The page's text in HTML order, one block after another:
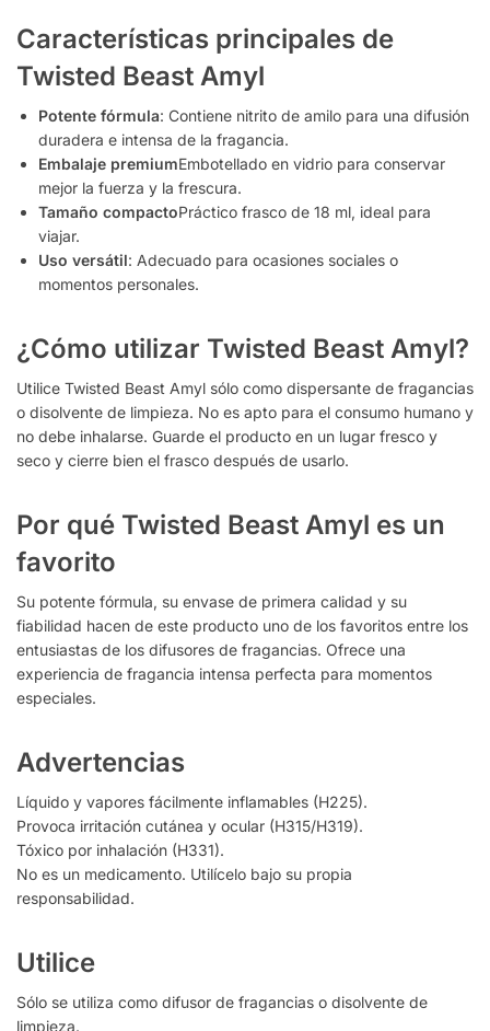
Características principales de
Twisted Beast Amyl
Potente fórmula: Contiene nitrito de amilo para una difusión
duradera e intensa de la fragancia.
Embalaje premiumEmbotellado en vidrio para conservar
mejor la fuerza y la frescura.
Tamaño compactoPráctico frasco de 18 ml, ideal para
viajar.
Uso versátil: Adecuado para ocasiones sociales o
momentos personales.
¿Cómo utilizar Twisted Beast Amyl?
Utilice Twisted Beast Amyl sólo como dispersante de fragancias
o disolvente de limpieza. No es apto para el consumo humano y
no debe inhalarse. Guarde el producto en un lugar fresco y
seco y cierre bien el frasco después de usarlo.
Por qué Twisted Beast Amyl es un
favorito
Su potente fórmula, su envase de primera calidad y su
fiabilidad hacen de este producto uno de los favoritos entre los
entusiastas de los difusores de fragancias. Ofrece una
experiencia de fragancia intensa perfecta para momentos
especiales.
Advertencias
Líquido y vapores fácilmente inflamables (H225).
Provoca irritación cutánea y ocular (H315/H319).
Tóxico por inhalación (H331).
No es un medicamento. Utilícelo bajo su propia
responsabilidad.
Utilice
Sólo se utiliza como difusor de fragancias o disolvente de
limpieza.